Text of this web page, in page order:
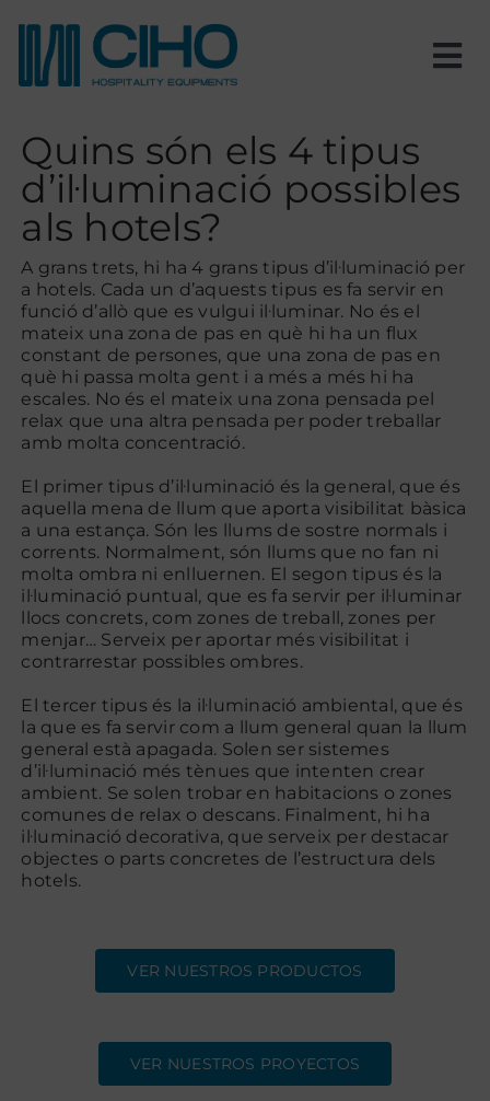
content
Nosaltres
Productes
Estances
Projectes
Blog
Contacte
Quins són els 4 tipus
d’il·luminació possibles
als hotels?
A grans trets, hi ha 4 grans tipus d’il·luminació per
a hotels. Cada un d’aquests tipus es fa servir en
funció d’allò que es vulgui il·luminar. No és el
mateix una zona de pas en què hi ha un flux
constant de persones, que una zona de pas en
què hi passa molta gent i a més a més hi ha
escales. No és el mateix una zona pensada pel
relax que una altra pensada per poder treballar
amb molta concentració.
El primer tipus d’il·luminació és la general, que és
aquella mena de llum que aporta visibilitat bàsica
a una estança. Són les llums de sostre normals i
corrents. Normalment, són llums que no fan ni
molta ombra ni enlluernen. El segon tipus és la
il·luminació puntual, que es fa servir per il·luminar
llocs concrets, com zones de treball, zones per
menjar… Serveix per aportar més visibilitat i
contrarrestar possibles ombres.
El tercer tipus és la il·luminació ambiental, que és
la que es fa servir com a llum general quan la llum
general està apagada. Solen ser sistemes
d’il·luminació més tènues que intenten crear
ambient. Se solen trobar en habitacions o zones
comunes de relax o descans. Finalment, hi ha
il·luminació decorativa, que serveix per destacar
objectes o parts concretes de l’estructura dels
hotels.
VER NUESTROS PRODUCTOS
VER NUESTROS PROYECTOS